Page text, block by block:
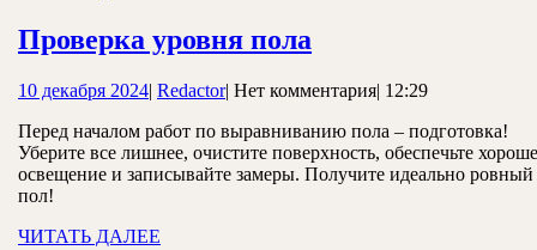
Проверка уровня пола
пола
10 декабря 202410
2024
| RedactorRedactor
| Нет комментария| 12:29
Перед началом работ по выравниванию пола – подготовка!
Уберите все лишнее, очистите поверхность, обеспечьте
освещение и записывайте замеры. Получите идеально ровный
пол!
ЧИТАТЬ ДАЛЕЕ